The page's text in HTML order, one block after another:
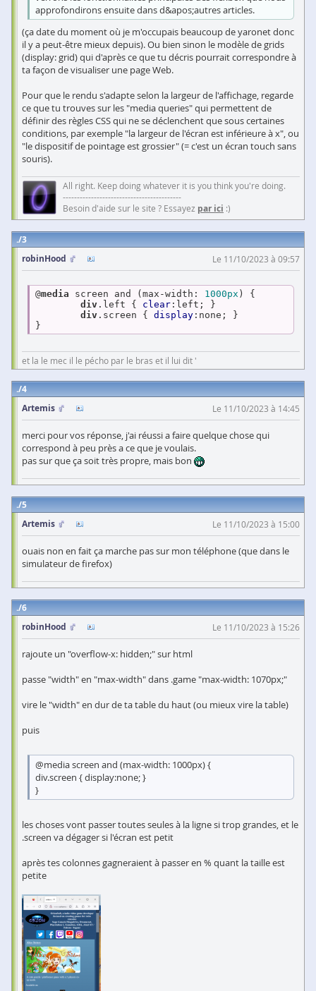
approfondirons ensuite dans d&apos;autres articles.
(ça date du moment où je m'occupais beaucoup de yaronet donc
il y a peut-être mieux depuis). Ou bien sinon le modèle de grids
(display: grid) qui d'après ce que tu décris pourrait correspondre à
ta façon de visualiser une page Web.
Pour que le rendu s'adapte selon la largeur de l'affichage, regarde
ce que tu trouves sur les "media queries" qui permettent de
définir des règles CSS qui ne se déclenchent que sous certaines
conditions, par exemple "la largeur de l'écran est inférieure à x", ou
"le dispositif de pointage est grossier" (= c'est un écran touch sans
souris).
All right. Keep doing whatever it is you think you're doing.
------------------------------------------
Besoin d'aide sur le site ? Essayez par ici :)
3
robinHood
Le 11/10/2023 à 09:57
@media screen and (max-width: 1000px ) {
div .left { clear :left; }
div .screen { display :none; }
et la le mec il le pécho par le bras et il lui dit '
4
Artemis
Le 11/10/2023 à 14:45
merci pour vos réponse, j'ai réussi a faire quelque chose qui
correspond à peu près a ce que je voulais.
pas sur que ça soit très propre, mais bon
5
Artemis
Le 11/10/2023 à 15:00
ouais non en fait ça marche pas sur mon téléphone (que dans le
simulateur de firefox)
6
robinHood
Le 11/10/2023 à 15:26
rajoute un "overflow-x: hidden;" sur html
passe "width" en "max-width" dans .game "max-width: 1070px;"
vire le "width" en dur de ta table du haut (ou mieux vire la table)
puis
@media screen and (max-width: 1000px) {
div.screen { display:none; }
}
les choses vont passer toutes seules à la ligne si trop grandes, et le
.screen va dégager si l'écran est petit
après tes colonnes gagneraient à passer en % quant la taille est
petite